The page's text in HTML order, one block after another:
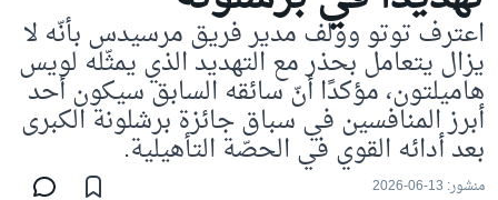
اعترف توتو وولف مدير فريق مرسيدس بأنّه لا
يزال يتعامل بحذر مع التهديد الذي يمثّله لويس
هاميلتون، مؤكدًا أنّ سائقه السابق سيكون أحد
أبرز المنافسين في سباق جائزة برشلونة الكبرى
بعد أدائه القوي في الحصّة التأهيلية.
منشور: 13-06-2026